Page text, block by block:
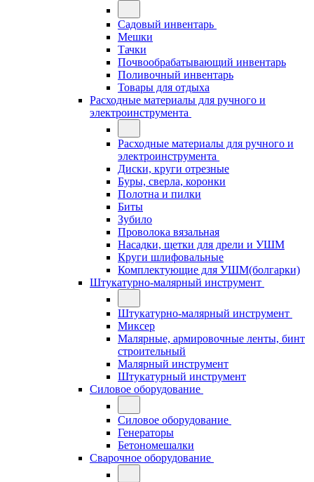
Садовый инвентарь
Мешки
Тачки
Почвообрабатывающий инвентарь
Поливочный инвентарь
Товары для отдыха
Расходные материалы для ручного и
электроинструмента
Расходные материалы для ручного и
электроинструмента
Диски, круги отрезные
Буры, сверла, коронки
Полотна и пилки
Биты
Зубило
Проволока вязальная
Насадки, щетки для дрели и УШМ
Круги шлифовальные
Комплектующие для УШМ(болгарки)
Штукатурно-малярный инструмент
Штукатурно-малярный инструмент
Миксер
Малярные, армировочные ленты, бинт
строительный
Малярный инструмент
Штукатурный инструмент
Силовое оборудование
Силовое оборудование
Генераторы
Бетономешалки
Сварочное оборудование